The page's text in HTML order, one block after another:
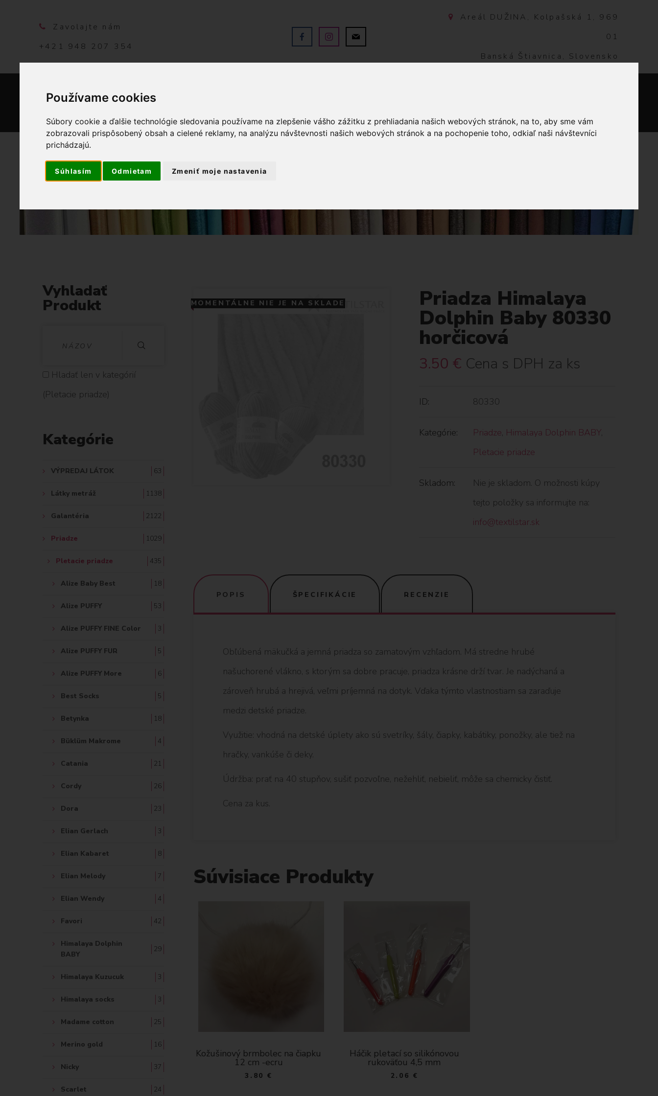
Používame cookies
Súbory cookie a ďalšie technológie sledovania používame na zlepšenie vášho zážitku z prehliadania našich webových stránok, na to, aby sme vám
zobrazovali prispôsobený obsah a cielené reklamy, na analýzu návštevnosti našich webových stránok a na pochopenie toho, odkiaľ naši návštevníci
prichádzajú.
Súhlasím Odmietam Zmeniť moje nastavenia
Zavolajte nám
+421 948 207 354
Areál DUŽINA, Kolpašská 1, 969
01
Banská Štiavnica, Slovensko
OBCHOD
MOMENTÁLNE NIE JE NA SKLADE Priadza Himalaya
Dolphin Baby 80330
horčicová
3.50 € Cena s DPH za ks
ID: 80330
Kategórie: Priadze, Himalaya Dolphin BABY,
Pletacie priadze
Skladom:
Nie je skladom. O možnosti kúpy
tejto položky sa informujte na:
info@textilstar.sk
POPIS ŠPECIFIKÁCIE RECENZIE
Obľúbená mäkučká a jemná priadza so zamatovým vzhľadom. Má stredne hrubé
našuchorené vlákno, s ktorým sa dobre pracuje, priadza krásne drží tvar. Je nadýchaná a
zároveň hrubá a hrejivá, veľmi príjemná na dotyk. Vďaka týmto vlastnostiam sa zaraďuje
medzi detské priadze.
Využitie: vhodná na detské úplety ako sú svetríky, šály, čiapky, kabátiky, ponožky, ale tiež na
hračky, vankúše či deky.
Údržba: prať na 40 stupňov, sušiť pozvoľne, nežehliť, nebieliť, môže sa chemicky čistiť.
Cena za kus.
Súvisiace Produkty
Kožušinový brmbolec na čiapku
12 cm -ecru
3.80 €
Háčik pletací so silikónovou
rukoväťou 4,5 mm
2.06 €
Vyhladať
Produkt
H
L
D
Ť
:
Hladať len v kategórií
(Pletacie priadze)
Kategórie
VÝPREDAJ LÁTOK 63
Látky metráž 1138
Galantéria 2122
Priadze 1029
Pletacie priadze 435
Alize Baby Best 18
Alize PUFFY 53
Alize PUFFY FINE Color 3
Alize PUFFY FUR 5
Alize PUFFY More 6
Best Socks 5
Betynka 18
Büklüm Makrome 4
Catania 21
Cordy 26
Dora 23
Elian Gerlach 3
Elian Kabaret 8
Elian Melody 7
Elian Wendy 4
Favori 42
Himalaya Dolphin
BABY
29
Himalaya Kuzucuk 3
Himalaya socks 3
Madame cotton 25
Merino gold 16
Nicky 37
Scarlet 24